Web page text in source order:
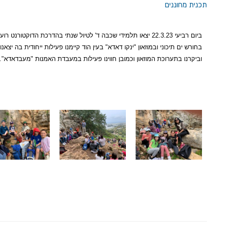
תכנית מחוננים
ביום רביעי 22.3.23 יצאו תלמידי שכבה ד' לטיול שנתי בהדרכת הדוקטורנט רועי טלבי ומורי השכבה.
בחורש ים תיכוני ובמוזאון "ינקו דאדא" בעין הוד קיימנו פעילות ייחודית
וביקרנו בתערוכת המוזאון וכמובן חווינו פעילות במעבדת האמנות "מעבדאדא".